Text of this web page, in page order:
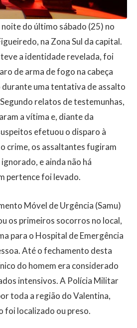
do último sábado (25) no
na Zona Sul da capital.
a identidade revelada, foi
de arma de fogo na cabeça
durante uma tentativa de assalto
relatos de testemunhas,
a vítima e, diante da
efetuou o disparo à
crime, os assaltantes fugiram
e ainda não há
pertence foi levado.
Móvel de Urgência (Samu)
os primeiros socorros no local,
para o Hospital de Emergência
Até o fechamento desta
do homem era considerado
intensivos. A Polícia Militar
toda a região do Valentina,
foi localizado ou preso.